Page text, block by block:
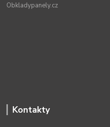
Obkladypanely.cz
Kontakty